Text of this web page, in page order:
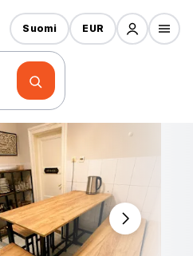
Suomi EUR